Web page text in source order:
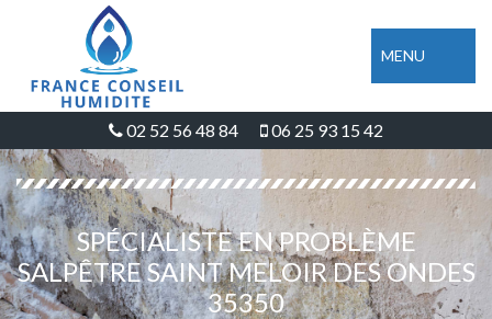
MENU
02 52 56 48 84 06 25 93 15 42
SPÉCIALISTE EN PROBLÈME
SALPÊTRE SAINT MELOIR DES ONDES
35350